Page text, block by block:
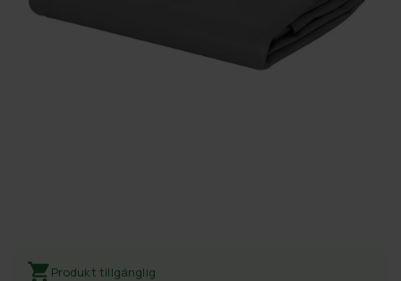
Produkt tillgänglig